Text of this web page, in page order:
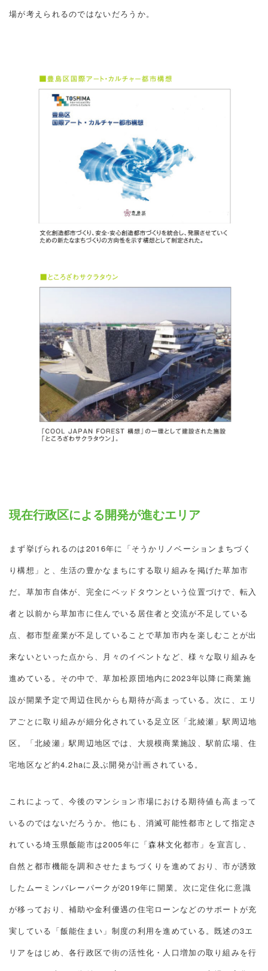
場が考えられるのではないだろうか。
現在行政区による開発が進むエリア
まず挙げられるのは2016年に「そうかリノベーションまちづく
り構想」と、生活の豊かなまちにする取り組みを掲げた草加市
だ。草加市自体が、完全にベッドタウンという位置づけで、転入
者と以前から草加市に住んでいる居住者と交流が不足している
点、都市型産業が不足していることで草加市内を楽しむことが出
来ないといった点から、月々のイベントなど、様々な取り組みを
進めている。その中で、草加松原団地内に2023年以降に商業施
設が開業予定で周辺住民からも期待が高まっている。次に、エリ
アごとに取り組みが細分化されている足立区「北綾瀬」駅周辺地
区。「北綾瀬」駅周辺地区では、大規模商業施設、駅前広場、住
宅地区など約4.2haに及ぶ開発が計画されている。
これによって、今後のマンション市場における期待値も高まって
いるのではないだろうか。他にも、消滅可能性都市として指定さ
れている埼玉県飯能市は2005年に「森林文化都市」を宣言し、
自然と都市機能を調和させたまちづくりを進めており、市が誘致
したムーミンバレーパークが2019年に開業。次に定住化に意識
が移っており、補助や金利優遇の住宅ローンなどのサポートが充
実している「飯能住まい」制度の利用を進めている。既述の3エ
リアをはじめ、各行政区で街の活性化・人口増加の取り組みを行